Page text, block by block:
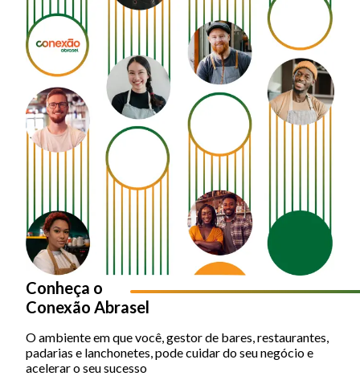
Conheça o
Conexão Abrasel
O ambiente em que você, gestor de bares, restaurantes,
padarias e lanchonetes, pode cuidar do seu negócio e
acelerar o seu sucesso